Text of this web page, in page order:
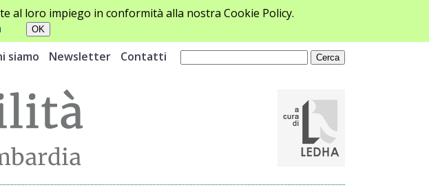
al loro impiego in conformità alla nostra Cookie Policy.
siamo
Newsletter Contatti